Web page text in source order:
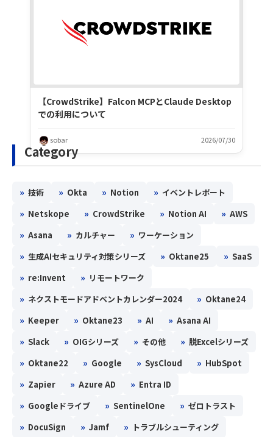
【CrowdStrike】Falcon MCPとClaude Desktop
での利用について
sobar 2026/07/30
Category
» 技術 » Okta » Notion » イベントレポート
» Netskope » CrowdStrike » Notion AI » AWS
» Asana » カルチャー » ワーケーション
» 生成AIセキュリティ対策シリーズ » Oktane25 » SaaS
» re:Invent » リモートワーク
» ネクストモードアドベントカレンダー2024 » Oktane24
» Keeper » Oktane23 » AI » Asana AI
» Slack » OIGシリーズ » その他 » 脱Excelシリーズ
» Oktane22 » Google » SysCloud » HubSpot
» Zapier » Azure AD » Entra ID
» Googleドライブ » SentinelOne » ゼロトラスト
» DocuSign » Jamf » トラブルシューティング